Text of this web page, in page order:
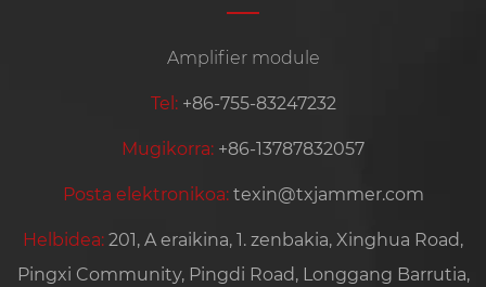
Amplifier module
Tel: +86-755-83247232
Mugikorra: +86-13787832057
Posta elektronikoa: texin@txjammer.com
Helbidea: 201, A eraikina, 1. zenbakia, Xinghua Road,
Pingxi Community, Pingdi Road, Longgang Barrutia,